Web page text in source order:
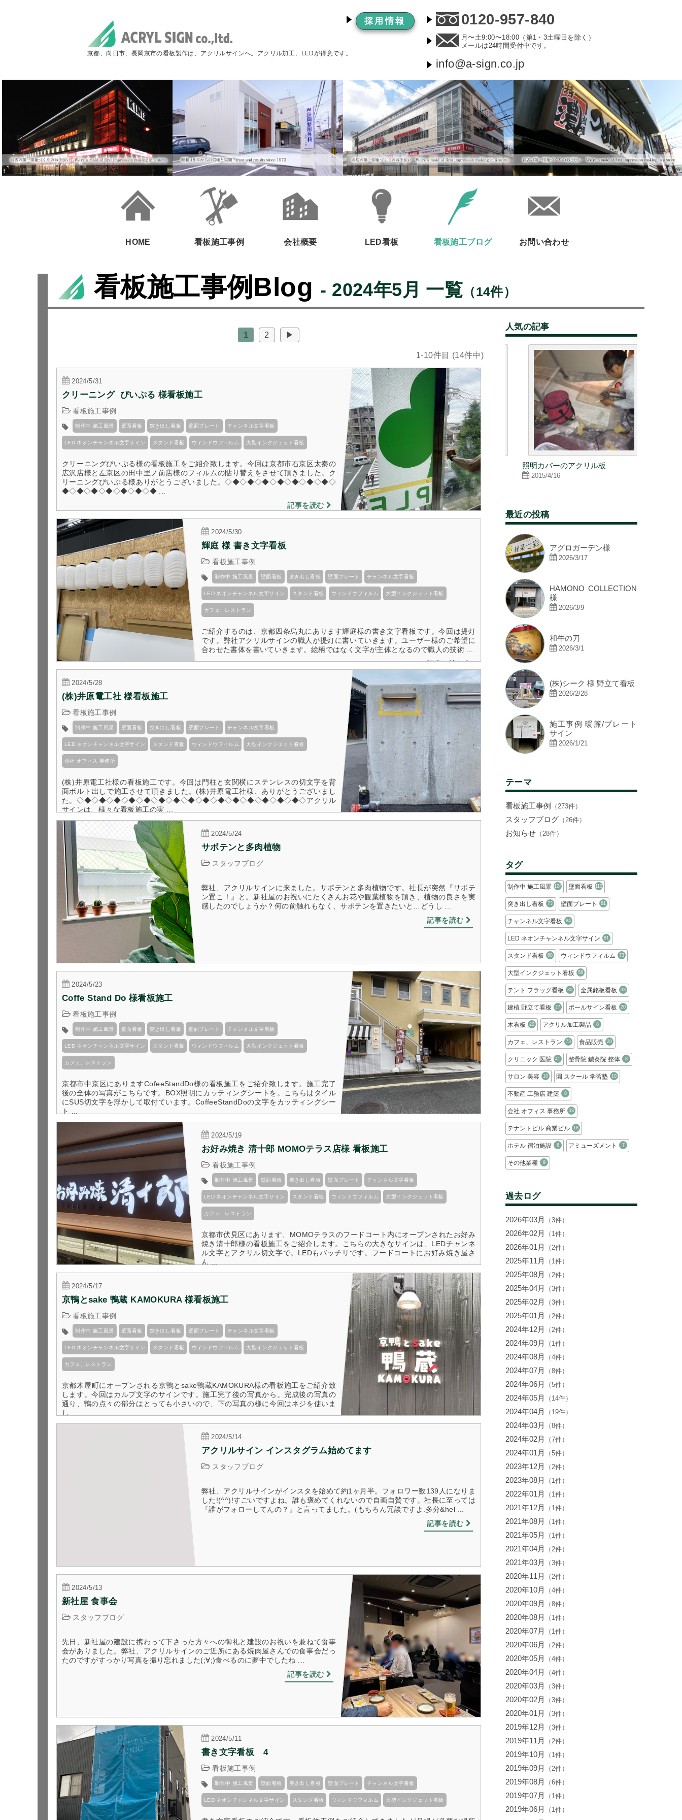
京都、向日市、長岡京市の看板製作は、アクリルサインへ。アクリル加工、LEDが得意です。
0120-957-840
月〜土9:00〜18:00（第1・3土曜日を除く）
メールは24時間受付中です。
info@a-sign.co.jp
採用情報
HOME 看板施工事例 会社概要 LED看板 看板施工ブログ お問い合わせ
看板施工事例Blog - 2024年5月 一覧 （14件）
1 2 ▶
1-10件目 (14件中)
2024/5/31
クリーニング  ぴいぷる 様看板施工
看板施工事例
制作中 施工風景 壁面看板 突き出し看板 壁面プレート チャンネル文字看板
LED ネオンチャンネル文字サイン スタンド看板 ウィンドウフィルム 大型インクジェット看板
クリーニングぴいぷる様の看板施工をご紹介致します。今回は京都市右京区太秦の
広沢店様と左京区の田中里ノ前店様のフィルムの貼り替えをさせて頂きました。ク
リーニングぴいぷる様ありがとうございました。◇◆◇◆◇◆◇◆◇◆◇◆◇◆◇
◆◇◆◇◆◇◆◇◆◇◆◇◆ ...
記事を読む
2024/5/30
輝庭 様 書き文字看板
看板施工事例
制作中 施工風景 壁面看板 突き出し看板 壁面プレート チャンネル文字看板
LED ネオンチャンネル文字サイン スタンド看板 ウィンドウフィルム 大型インクジェット看板
カフェ、レストラン
ご紹介するのは、京都四条烏丸にあります輝庭様の書き文字看板です。今回は提灯
です。弊社アクリルサインの職人が提灯に書いていきます。ユーザー様のご希望に
合わせた書体を書いていきます。絵柄ではなく文字が主体となるので職人の技術 ...
記事を読む
2024/5/28
(株)井原電工社 様看板施工
看板施工事例
制作中 施工風景 壁面看板 突き出し看板 壁面プレート チャンネル文字看板
LED ネオンチャンネル文字サイン スタンド看板 ウィンドウフィルム 大型インクジェット看板
会社 オフィス 事務所
(株)井原電工社様の看板施工です。今回は門柱と玄関横にステンレスの切文字を背
面ボルト出しで施工させて頂きました。(株)井原電工社様、ありがとうございまし
た。◇◆◇◆◇◆◇◆◇◆◇◆◇◆◇◆◇◆◇◆◇◆◇◆◇◆◇◆◇◆◇アクリル
サインは、様々な看板施工の実 ...
2024/5/24
サボテンと多肉植物
スタッフブログ
弊社、アクリルサインに来ました。サボテンと多肉植物です。社長が突然『サボテ
ン置こ！』と。新社屋のお祝いにたくさんお花や観葉植物を頂き、植物の良さを実
感したのでしょうか？何の前触れもなく、サボテンを置きたいと…どうし ...
記事を読む
2024/5/23
Coffe Stand Do 様看板施工
看板施工事例
制作中 施工風景 壁面看板 突き出し看板 壁面プレート チャンネル文字看板
LED ネオンチャンネル文字サイン スタンド看板 ウィンドウフィルム 大型インクジェット看板
カフェ、レストラン
京都市中京区にありますCofeeStandDo様の看板施工をご紹介致します。施工完了
後の全体の写真がこちらです。BOX照明にカッティングシートを。こちらはタイル
にSUS切文字を浮かして取付ています。CoffeeStandDoの文字をカッティングシー
ト ...
2024/5/19
お好み焼き 清十郎 MOMOテラス店様 看板施工
看板施工事例
制作中 施工風景 壁面看板 突き出し看板 壁面プレート チャンネル文字看板
LED ネオンチャンネル文字サイン スタンド看板 ウィンドウフィルム 大型インクジェット看板
カフェ、レストラン
京都市伏見区にあります、MOMOテラスのフードコート内にオープンされたお好み
焼き清十郎様の看板施工をご紹介します。こちらの大きなサインは、LEDチャンネ
ル文字とアクリル切文字で。LEDもバッチリです。フードコートにお好み焼き屋さ
ん ...
記事を読む
2024/5/17
京鴨とsake 鴨蔵 KAMOKURA 様看板施工
看板施工事例
制作中 施工風景 壁面看板 突き出し看板 壁面プレート チャンネル文字看板
LED ネオンチャンネル文字サイン スタンド看板 ウィンドウフィルム 大型インクジェット看板
カフェ、レストラン
京都木屋町にオープンされる京鴨とsake鴨蔵KAMOKURA様の看板施工をご紹介致
します。今回はカルプ文字のサインです。施工完了後の写真から。完成後の写真の
通り、鴨の点々の部分はとっても小さいので、下の写真の様に今回はネジを使いま
し ...
2024/5/14
アクリルサイン インスタグラム始めてます
スタッフブログ
弊社、アクリルサインがインスタを始めて約1ヶ月半。フォロワー数139人になりま
した!(^^)!すごいですよね。誰も褒めてくれないので自画自賛です。社長に至っては
『誰がフォローしてんの？』と言ってました。(もちろん冗談ですよ.多分&hel ...
記事を読む
2024/5/13
新社屋 食事会
スタッフブログ
先日、新社屋の建設に携わって下さった方々への御礼と建設のお祝いを兼ねて食事
会がありました。弊社、アクリルサインのご近所にある焼肉屋さんでの食事会だっ
たのですがすっかり写真を撮り忘れました(;∀;)食べるのに夢中でしたね ...
記事を読む
2024/5/11
書き文字看板　4
看板施工事例
制作中 施工風景 壁面看板 突き出し看板 壁面プレート チャンネル文字看板
LED ネオンチャンネル文字サイン スタンド看板 ウィンドウフィルム 大型インクジェット看板
人気の記事
のじりホールさま 建植看板設置
2017/7/2
かい鍼灸整骨院 様 看板施工 照明カバーのアクリル板
2015/4/16
最近の投稿
アグロガーデン様
2026/3/17
HAMONO COLLECTION
様
2026/3/9
和牛の刀
2026/3/1
(株)シーク 様 野立て看板
2026/2/28
施工事例 暖簾/プレート
サイン
2026/1/21
テーマ
看板施工事例 （273件）
スタッフブログ （26件）
お知らせ（28件）
タグ
制作中 施工風景 124 壁面看板 110
突き出し看板 73 壁面プレート 81
チャンネル文字看板 84
LED ネオンチャンネル文字サイン 81
スタンド看板 68 ウィンドウフィルム 73
大型インクジェット看板 56
テント フラッグ看板 30 金属銘板看板 33
建植 野立て看板 27 ポールサイン看板 20
木看板 20 アクリル加工製品 8
カフェ、レストラン 73 食品販売 20
クリニック 医院 41 整骨院 鍼灸院 整体 8
サロン 美容 10 園 スクール 学習塾 10
不動産 工務店 建築 8
会社 オフィス 事務所 33
テナントビル 商業ビル 18
ホテル 宿泊施設 6 アミューズメント 7
その他業種 9
過去ログ
2026年03月 （3件）
2026年02月 （1件）
2026年01月 （2件）
2025年11月 （1件）
2025年08月 （2件）
2025年04月 （3件）
2025年02月 （3件）
2025年01月 （2件）
2024年12月 （2件）
2024年09月 （1件）
2024年08月 （4件）
2024年07月 （8件）
2024年06月 （5件）
2024年05月 （14件）
2024年04月 （19件）
2024年03月 （8件）
2024年02月 （7件）
2024年01月 （5件）
2023年12月 （2件）
2023年08月 （1件）
2022年01月 （1件）
2021年12月 （1件）
2021年08月 （1件）
2021年05月 （1件）
2021年04月 （2件）
2021年03月 （3件）
2020年11月 （2件）
2020年10月 （4件）
2020年09月 （8件）
2020年08月 （1件）
2020年07月 （1件）
2020年06月 （2件）
2020年05月 （4件）
2020年04月 （4件）
2020年03月 （3件）
2020年02月 （3件）
2020年01月 （3件）
2019年12月 （3件）
2019年11月 （2件）
2019年10月 （1件）
2019年09月 （2件）
2019年08月 （6件）
2019年07月 （1件）
2019年06月 （1件）